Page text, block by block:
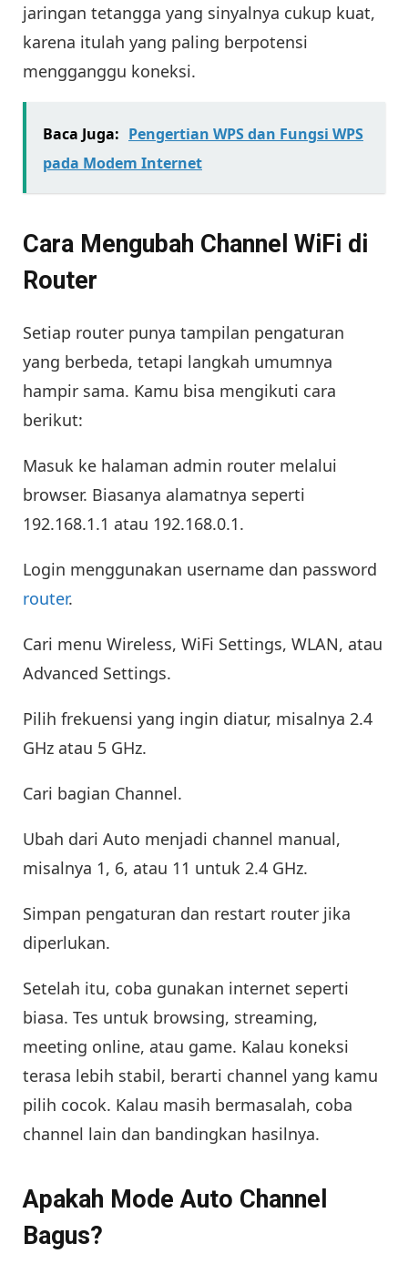
jaringan tetangga yang sinyalnya cukup kuat,
karena itulah yang paling berpotensi
mengganggu koneksi.
Baca Juga: Pengertian WPS dan Fungsi WPS
pada Modem Internet
Cara Mengubah Channel WiFi di
Router
Setiap router punya tampilan pengaturan
yang berbeda, tetapi langkah umumnya
hampir sama. Kamu bisa mengikuti cara
berikut:
Masuk ke halaman admin router melalui
browser. Biasanya alamatnya seperti
192.168.1.1 atau 192.168.0.1.
Login menggunakan username dan password
router.
Cari menu Wireless, WiFi Settings, WLAN, atau
Advanced Settings.
Pilih frekuensi yang ingin diatur, misalnya 2.4
GHz atau 5 GHz.
Cari bagian Channel.
Ubah dari Auto menjadi channel manual,
misalnya 1, 6, atau 11 untuk 2.4 GHz.
Simpan pengaturan dan restart router jika
diperlukan.
Setelah itu, coba gunakan internet seperti
biasa. Tes untuk browsing, streaming,
meeting online, atau game. Kalau koneksi
terasa lebih stabil, berarti channel yang kamu
pilih cocok. Kalau masih bermasalah, coba
channel lain dan bandingkan hasilnya.
Apakah Mode Auto Channel
Bagus?